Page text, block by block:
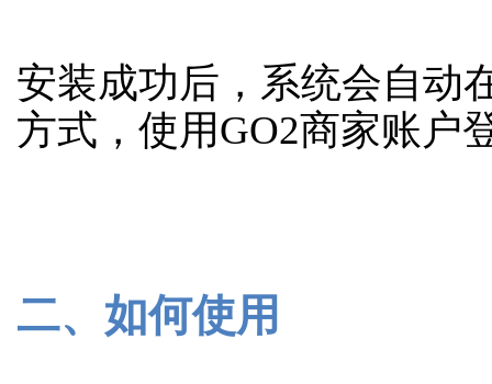
安装成功后，系统会自动
方式，使用GO2商家账户
二、如何使用